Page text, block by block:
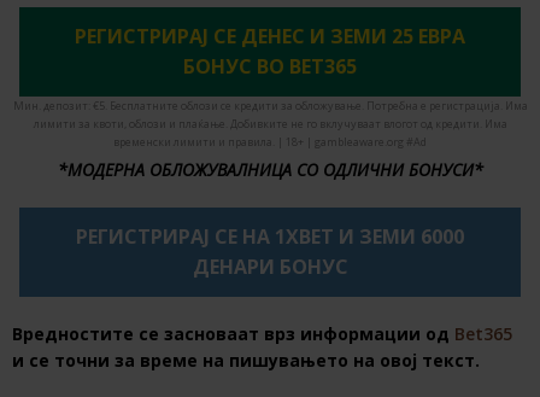
РЕГИСТРИРАЈ СЕ ДЕНЕС И ЗЕМИ 25 ЕВРА
БОНУС ВО BET365
Мин. депозит: €5. Бесплатните облози се кредити за обложување. Потребна е регистрација. Има
лимити за квоти, облози и плаќање. Добивките не го вклучуваат влогот од кредити. Има
временски лимити и правила. | 18+ | gambleaware.org #Ad
*МОДЕРНА ОБЛОЖУВАЛНИЦА СО ОДЛИЧНИ БОНУСИ*
РЕГИСТРИРАЈ СЕ НА 1XBET И ЗЕМИ 6000
ДЕНАРИ БОНУС
Вредностите се засноваат врз информации од Bet365
и се точни за време на пишувањето на овој текст.